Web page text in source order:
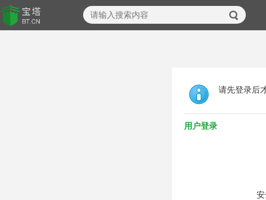
请先登录后
用户登录